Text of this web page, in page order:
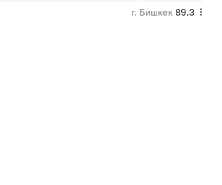
г. Бишкек 89.3